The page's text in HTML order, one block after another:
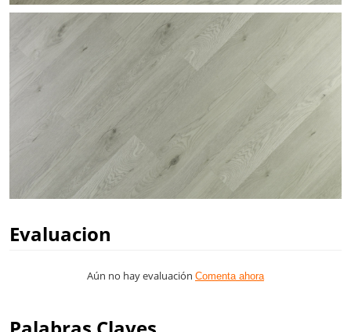
Evaluacion
Aún no hay evaluación Comenta ahora